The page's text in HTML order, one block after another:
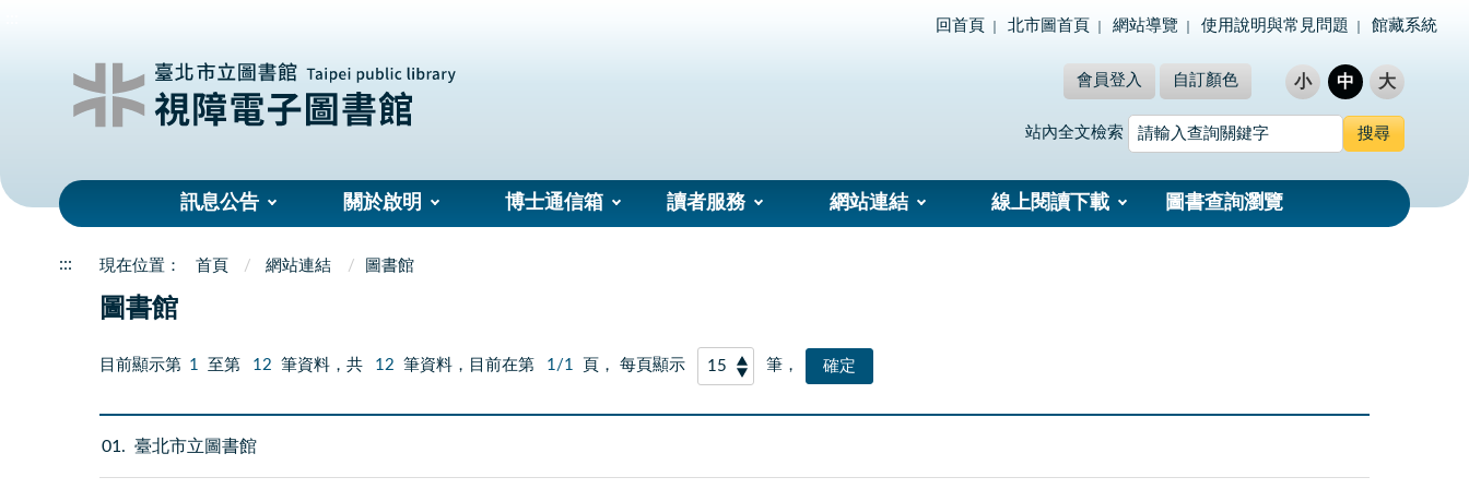
回首頁 北市圖首頁 網站導覽 使用說明與常見問題 館藏系統
會員登入 自訂顏色 小 中 大
站內全文檢索
訊息公告 關於啟明 博士通信箱 讀者服務 網站連結 線上閱讀下載 圖書查詢瀏覽
::: 首頁 網站連結 圖書館
圖書館
目前顯示第 1 至第 12 筆資料，共 12 筆資料，目前在第 1/1 頁， 每頁顯示 筆，
01 臺北市立圖書館